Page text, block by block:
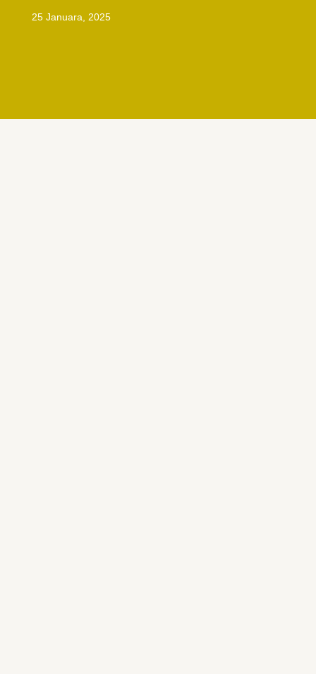
25 Januara, 2025